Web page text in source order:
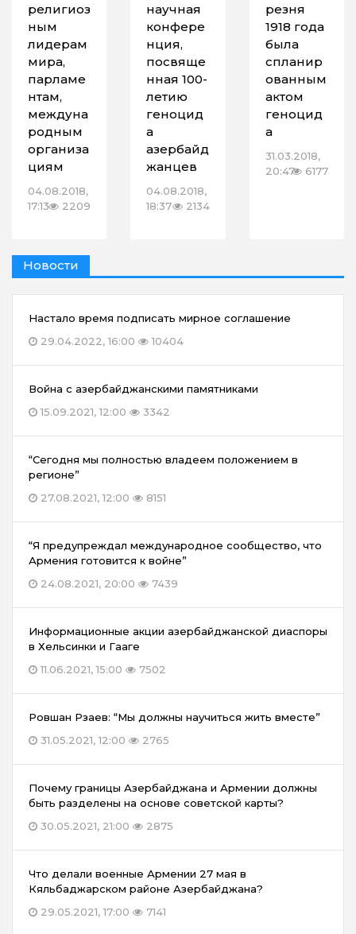
религиоз
ным
лидерам
мира,
парламе
нтам,
междуна
родным
организа
циям
04.08.2018,
17:13
2209
научная
конфере
нция,
посвяще
нная 100-
летию
геноцид
а
азербайд
жанцев
04.08.2018,
18:37
2134
резня
1918 года
была
спланир
ованным
актом
геноцид
а
31.03.2018,
20:47 6177
Новости
Настало время подписать мирное соглашение
29.04.2022, 16:00
10404
Война с азербайджанскими памятниками
15.09.2021, 12:00
3342
“Сегодня мы полностью владеем положением в
регионе”
27.08.2021, 12:00
8151
“Я предупреждал международное сообщество, что
Армения готовится к войне”
24.08.2021, 20:00
7439
Информационные акции азербайджанской диаспоры
в Хельсинки и Гааге
11.06.2021, 15:00
7502
Ровшан Рзаев: “Мы должны научиться жить вместе”
31.05.2021, 12:00
2765
Почему границы Азербайджана и Армении должны
быть разделены на основе советской карты?
30.05.2021, 21:00
2875
Что делали военные Армении 27 мая в
Кяльбаджарском районе Азербайджана?
29.05.2021, 17:00
7141